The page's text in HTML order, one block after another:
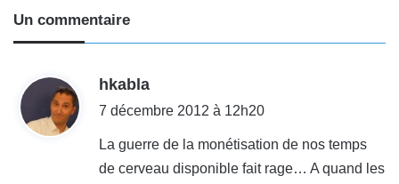
Un commentaire
hkabla
i
7 décembre 2012 à 12h20
La guerre de la monétisation de nos temps
de cerveau disponible fait rage… A quand les